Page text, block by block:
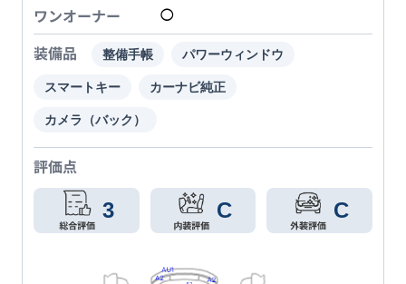
ワンオーナー ◯
装備品 整備手帳 パワーウィンドウ
スマートキー カーナビ純正
カメラ（バック）
評価点
3 C C